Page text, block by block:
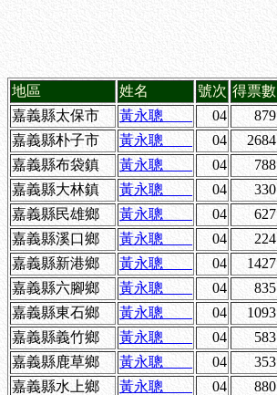
地區 姓名 號次 得票數
嘉義縣太保市
黃永聰 04 879
嘉義縣朴子市
黃永聰 04 2684
嘉義縣布袋鎮
黃永聰 04 788
嘉義縣大林鎮
黃永聰 04 330
嘉義縣民雄鄉
黃永聰 04 627
嘉義縣溪口鄉
黃永聰 04 224
嘉義縣新港鄉
黃永聰 04 1427
嘉義縣六腳鄉
黃永聰 04 835
嘉義縣東石鄉
黃永聰 04 1093
嘉義縣義竹鄉
黃永聰 04 583
嘉義縣鹿草鄉
黃永聰 04 353
嘉義縣水上鄉
黃永聰 04 880